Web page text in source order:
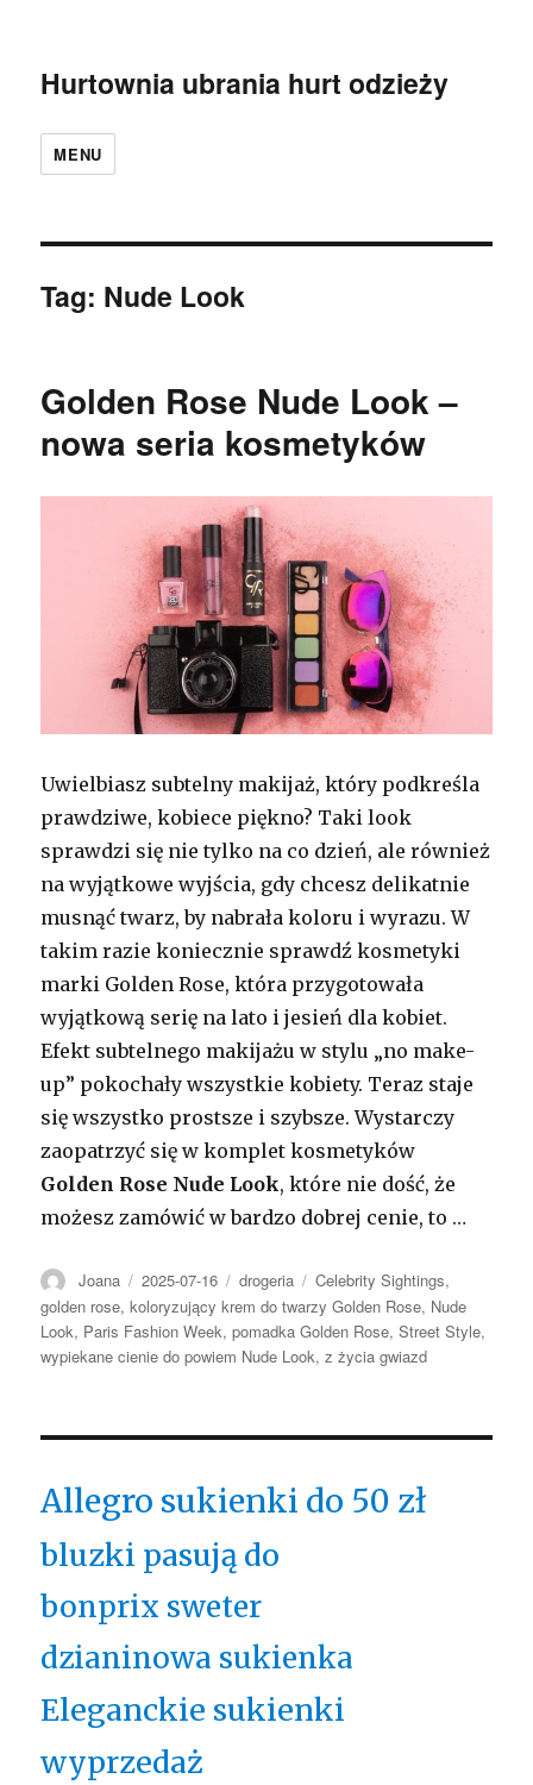
Hurtownia ubrania hurt odzieży
MENU
Tag: Nude Look
Golden Rose Nude Look –
nowa seria kosmetyków
Uwielbiasz subtelny makijaż, który podkreśla
prawdziwe, kobiece piękno? Taki look
sprawdzi się nie tylko na co dzień, ale również
na wyjątkowe wyjścia, gdy chcesz delikatnie
musnąć twarz, by nabrała koloru i wyrazu. W
takim razie koniecznie sprawdź kosmetyki
marki Golden Rose, która przygotowała
wyjątkową serię na lato i jesień dla kobiet.
Efekt subtelnego makijażu w stylu „no make-
up” pokochały wszystkie kobiety. Teraz staje
się wszystko prostsze i szybsze. Wystarczy
zaopatrzyć się w komplet kosmetyków
Golden Rose Nude Look, które nie dość, że
możesz zamówić w bardzo dobrej cenie, to …
Autor
Joana Opublikowano
2025-07-16 Kategorie
drogeria Tagi
Celebrity Sightings,
golden rose,koloryzujący krem do twarzy Golden Rose, Nude
Look, Paris Fashion Week,pomadka Golden Rose,Street Style,
wypiekane cienie do powiem Nude Look,z życia gwiazd
Allegro sukienki do 50 zł
bluzki pasują do
bonprix sweter
dzianinowa sukienka
Eleganckie sukienki
wyprzedaż